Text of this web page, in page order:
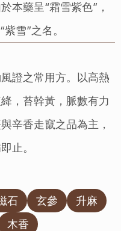
本藥呈“霜雪紫色”，
雪”之名。
證之常用方。以高熱
，苔幹黃，脈數有力
辛香走竄之品為主，
止。
石 玄參
升麻
木香